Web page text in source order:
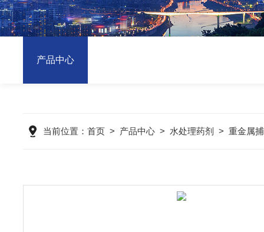
产品中心
当前位置： 首页 > 产品中心 > 水处理药剂 > 重金属